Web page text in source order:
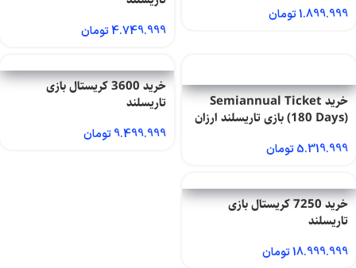
1.899.999تومان
4.749.999تومان
خرید Semiannual Ticket
(180 Days) بازی تاریسلند ارزان
5.319.999تومان
خرید 3600 کریستال بازی
تاریسلند
9.499.999تومان
خرید 7250 کریستال بازی
تاریسلند
18.999.999تومان